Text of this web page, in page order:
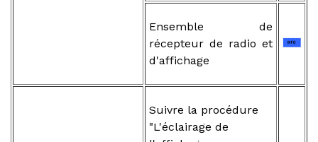
Ensemble de
récepteur de radio et
d'affichage
Suivre la procédure
"L'éclairage de